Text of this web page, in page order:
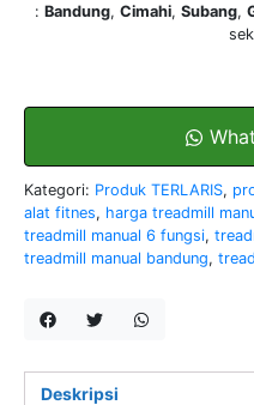
: Bandung, Cimahi, Subang,
Kategori: Produk TERLARIS,
alat fitnes, harga treadmill
treadmill manual 6 fungsi,
treadmill manual bandung,
Deskripsi